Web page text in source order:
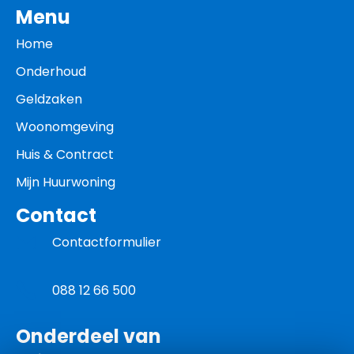
Menu
Home
Onderhoud
Geldzaken
Woonomgeving
Huis & Contract
Mijn Huurwoning
Contact
Contactformulier
088 12 66 500
Onderdeel van